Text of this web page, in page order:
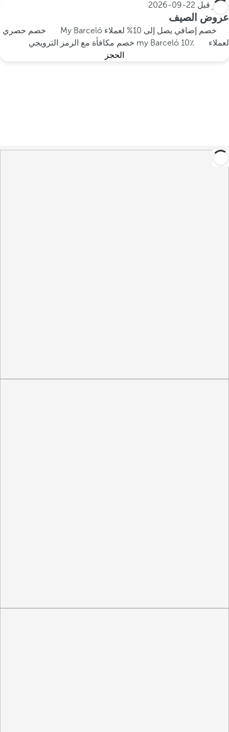
احجز قبل 22-09-2026
عروض الصيف
خصم إضافي يصل إلى 10% لعملاء My Barceló
خصم حصري
لعملاء my Barceló
10٪ خصم مكافأة مع الرمز الترويجي
الحجز